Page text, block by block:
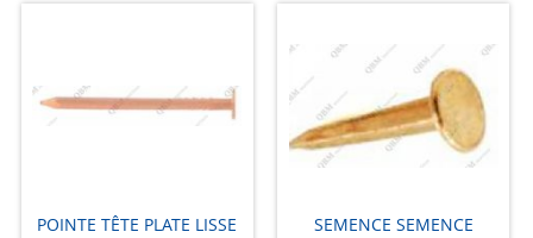
POINTE TÊTE PLATE LISSE
SEMENCE SEMENCE